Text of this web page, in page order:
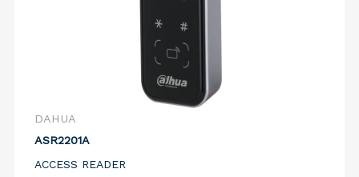
DAHUA
ASR2201A
ACCESS READER